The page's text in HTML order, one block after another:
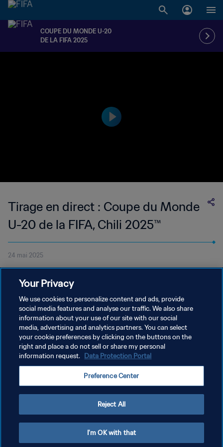
COUPE DU MONDE U-20
DE LA FIFA 2025
Tirage en direct : Coupe du Monde
U-20 de la FIFA, Chili 2025™
24 mai 2025
de la FIFA™. Le tirage au sort commence à 18h (heure locale) le
dimanche 29 mai 2025.
POLITIQUE DE CONFIDENTIALITÉ
CONDITIONS D'UTILISATION
GÉRER VOS PRÉFÉRENCES SUR LES COOKIES
Copyright © 1994 - 2026 FIFA. Tous droits réservés.
Your Privacy
We use cookies to personalize content and ads, provide
social media features and analyse our traffic. We also share
information about your use of our site with our social
media, advertising and analytics partners. You can select
your cookie preferences by clicking on the buttons on the
right and place a do not sell or share my personal
information request. Data Protection Portal
Preference Center
Reject All
I'm OK with that